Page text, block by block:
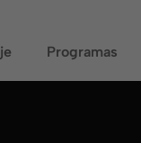
Programas